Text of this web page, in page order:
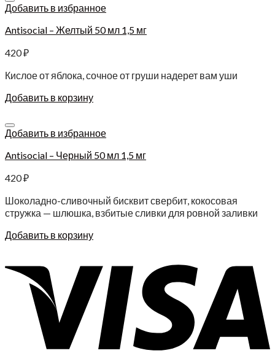
Добавить в избранное
Antisocial – Желтый 50 мл 1,5 мг
420₽
Кислое от яблока, сочное от груши надерет вам уши
Добавить в корзину
Добавить в избранное
Antisocial – Черный 50 мл 1,5 мг
420₽
Шоколадно-сливочный бисквит свербит, кокосовая
стружка — шлюшка, взбитые сливки для ровной заливки
Добавить в корзину